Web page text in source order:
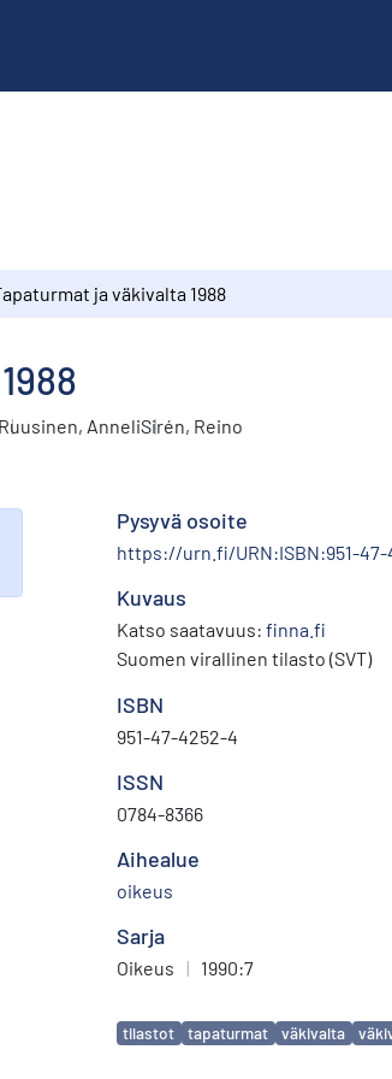
ja väkivalta 1988
Ruusinen, AnneliSirén, Reino
Pysyvä osoite
https://urn.fi/URN:ISBN:951-47-
Kuvaus
Katso saatavuus: finna.fi
Suomen virallinen tilasto (SVT)
ISBN
951-47-4252-4
ISSN
0784-8366
Aihealue
oikeus
Sarja
Oikeus | 1990:7
Avainsanat
tilastot tapaturmat väkivalta